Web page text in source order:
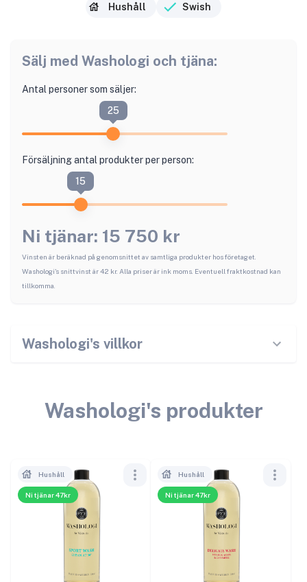
Hushåll Swish
Sälj med Washologi och tjäna:
Antal personer som säljer:
25
Försäljning antal produkter per person:
15
Ni tjänar: 15 750 kr
Vinsten är beräknad på genomsnittet av samtliga produkter hos företaget.
Washologi's snittvinst är42 kr. Alla priser är ink moms. Eventuell fraktkostnad kan
tillkomma.
Washologi's villkor
Washologi's produkter
Ni tjänar 47kr
Hushåll
Ni tjänar 47kr
Hushåll